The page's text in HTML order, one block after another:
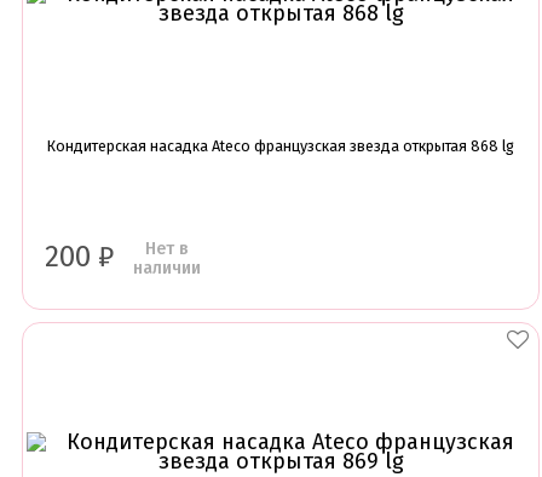
Кондитерская насадка Ateco французская звезда открытая 868 lg
200 ₽
Нет в
наличии